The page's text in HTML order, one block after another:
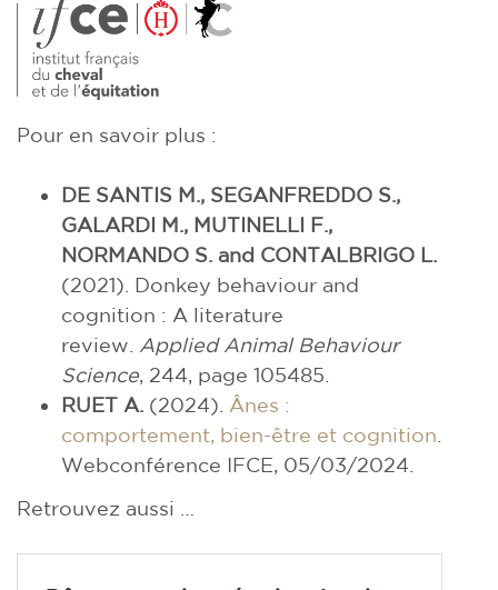
Pour en savoir plus :
DE SANTIS M., SEGANFREDDO S.,
GALARDI M., MUTINELLI F.,
NORMANDO S. and CONTALBRIGO L.
(2021). Donkey behaviour and
cognition : A literature
review. Applied Animal Behaviour
Science , 244, page 105485.
RUET A. (2024). Ânes :
comportement, bien-être et cognition
Webconférence IFCE, 05/03/2024.
Retrouvez aussi …